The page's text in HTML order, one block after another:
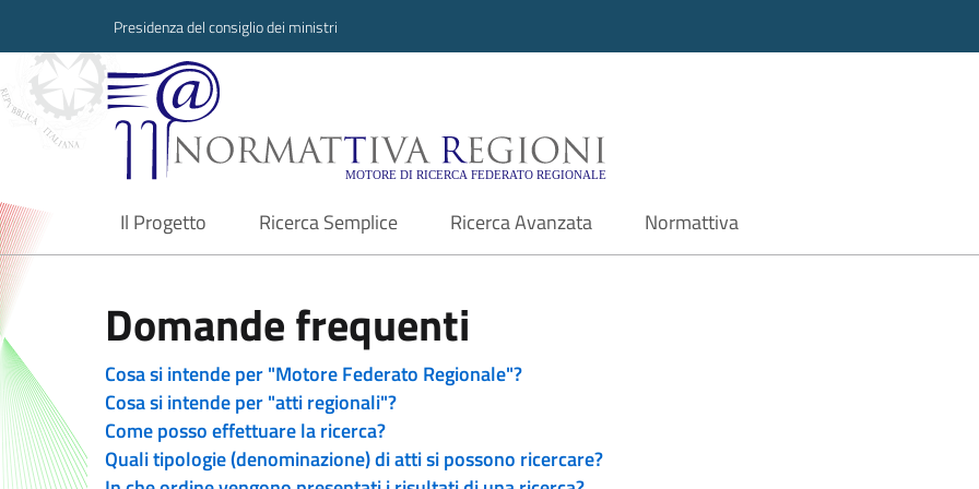
Presidenza del consiglio dei ministri
Normattiva Regioni - Motore di ricerca
Il Progetto
current Ricerca Semplice Ricerca Avanzata Normattiva
Domande frequenti
Cosa si intende per "Motore Federato Regionale"?
Cosa si intende per "atti regionali"?
Come posso effettuare la ricerca?
Quali tipologie (denominazione) di atti si possono ricercare?